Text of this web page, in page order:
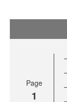
Page
1